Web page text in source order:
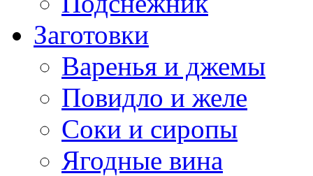
Заготовки
Варенья и джемы
Повидло и желе
Соки и сиропы
Ягодные вина